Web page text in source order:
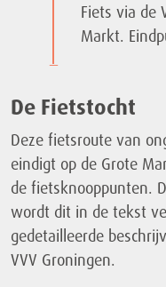
Fiets via de
Markt.
De Fietstocht
Deze fietsroute van
eindigt op de Grote
de fietsknooppunten.
wordt dit in de tekst
gedetailleerde
VVV Groningen.